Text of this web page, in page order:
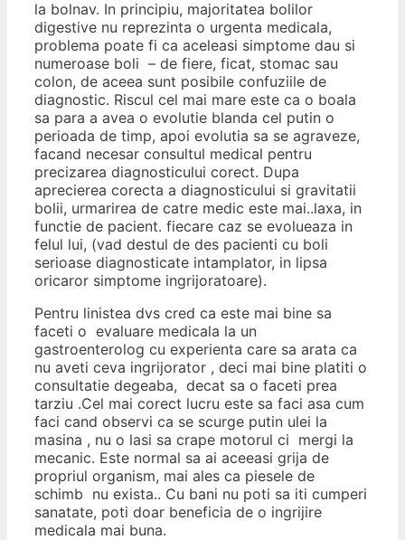
la bolnav. In principiu, majoritatea bolilor
digestive nu reprezinta o urgenta medicala,
problema poate fi ca aceleasi simptome dau si
numeroase boli – de fiere, ficat, stomac sau
colon, de aceea sunt posibile confuziile de
diagnostic. Riscul cel mai mare este ca o boala
sa para a avea o evolutie blanda cel putin o
perioada de timp, apoi evolutia sa se agraveze,
facand necesar consultul medical pentru
precizarea diagnosticului corect. Dupa
aprecierea corecta a diagnosticului si gravitatii
bolii, urmarirea de catre medic este mai..laxa, in
functie de pacient. fiecare caz se evolueaza in
felul lui, (vad destul de des pacienti cu boli
serioase diagnosticate intamplator, in lipsa
oricaror simptome ingrijoratoare).
Pentru linistea dvs cred ca este mai bine sa
faceti o evaluare medicala la un
gastroenterolog cu experienta care sa arata ca
nu aveti ceva ingrijorator , deci mai bine platiti o
consultatie degeaba, decat sa o faceti prea
tarziu .Cel mai corect lucru este sa faci asa cum
faci cand observi ca se scurge putin ulei la
masina , nu o lasi sa crape motorul ci mergi la
mecanic. Este normal sa ai aceeasi grija de
propriul organism, mai ales ca piesele de
schimb nu exista.. Cu bani nu poti sa iti cumperi
sanatate, poti doar beneficia de o ingrijire
medicala mai buna.